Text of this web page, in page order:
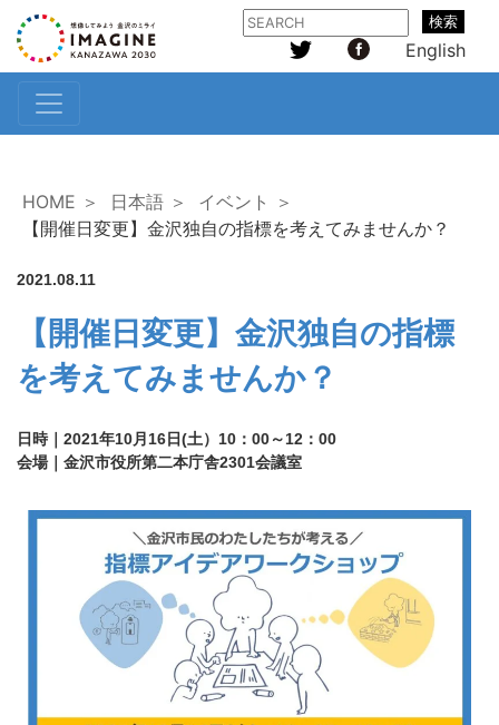
検索
English
HOME ＞ 日本語 ＞
イベント ＞
【開催日変更】金沢独自の指標を考えてみませんか？
2021.08.11
【開催日変更】金沢独自の指標
を考えてみませんか？
日時｜2021年10月16日(土）10：00～12：00
会場｜金沢市役所第二本庁舎2301会議室